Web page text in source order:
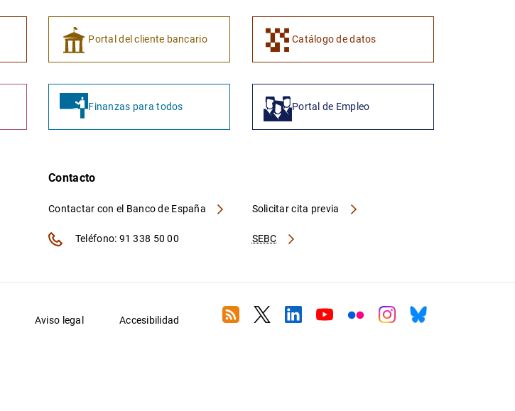
Portal del cliente bancario Catálogo de datos
Finanzas para todos Portal de Empleo
Contacto
Contactar con el Banco de España
SEBC
Solicitar cita previa
Teléfono: 91 338 50 00
Aviso legal Accesibilidad RSS TwitterLinkedin
YoutubeFlickrInstagram
Bluesky